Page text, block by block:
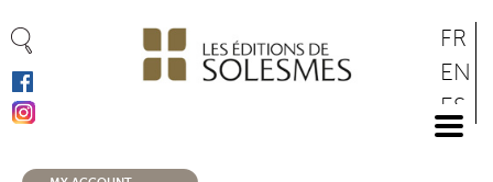
to
main
FR
EN
ES
DE